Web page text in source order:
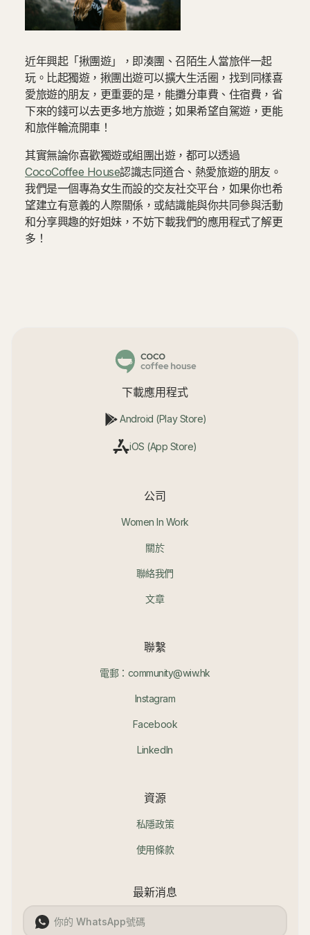
近年興起「揪團遊」，即湊團、召陌生人當旅伴一起
玩。比起獨遊，揪團出遊可以擴大生活圈，找到同樣喜
愛旅遊的朋友，更重要的是，能攤分車費、住宿費，省
下來的錢可以去更多地方旅遊；如果希望自駕遊，更能
和旅伴輪流開車！
其實無論你喜歡獨遊或組團出遊，都可以透過
CocoCoffee House認識志同道合、熱愛旅遊的朋友。
我們是一個專為女生而設的交友社交平台，如果你也希
望建立有意義的人際關係，或結識能與你共同參與活動
和分享興趣的好姐妹，不妨下載我們的應用程式了解更
多！
下載應用程式
Android (Play Store)
iOS (App Store)
公司
Women In Work
關於
聯絡我們
文章
聯繫
電郵：community@wiw.hk
Instagram
Facebook
LinkedIn
資源
私隱政策
使用條款
最新消息